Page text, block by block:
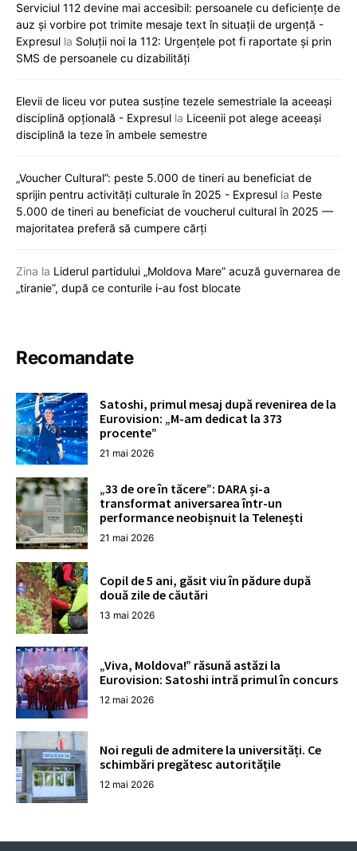
Serviciul 112 devine mai accesibil: persoanele cu deficiențe de
auz și vorbire pot trimite mesaje text în situații de urgență -
Expresul la Soluții noi la 112: Urgențele pot fi raportate și prin
SMS de persoanele cu dizabilități
Elevii de liceu vor putea susține tezele semestriale la aceeași
disciplină opțională - Expresul la Liceenii pot alege aceeași
disciplină la teze în ambele semestre
„Voucher Cultural”: peste 5.000 de tineri au beneficiat de
sprijin pentru activități culturale în 2025 - Expresul la Peste
5.000 de tineri au beneficiat de voucherul cultural în 2025 —
majoritatea preferă să cumpere cărți
Zina la Liderul partidului „Moldova Mare” acuză guvernarea de
„tiranie”, după ce conturile i-au fost blocate
Recomandate
Satoshi, primul mesaj după revenirea de la
Eurovision: „M-am dedicat la 373
procente”
21 mai 2026
„33 de ore în tăcere”: DARA și-a
transformat aniversarea într-un
performance neobișnuit la Telenești
21 mai 2026
Copil de 5 ani, găsit viu în pădure după
două zile de căutări
13 mai 2026
„Viva, Moldova!” răsună astăzi la
Eurovision: Satoshi intră primul în concurs
12 mai 2026
Noi reguli de admitere la universități. Ce
schimbări pregătesc autoritățile
12 mai 2026